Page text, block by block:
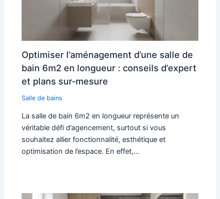
Optimiser l’aménagement d’une salle de
bain 6m2 en longueur : conseils d’expert
et plans sur-mesure
Salle de bains
La salle de bain 6m2 en longueur représente un
véritable défi d’agencement, surtout si vous
souhaitez allier fonctionnalité, esthétique et
optimisation de l’espace. En effet,…